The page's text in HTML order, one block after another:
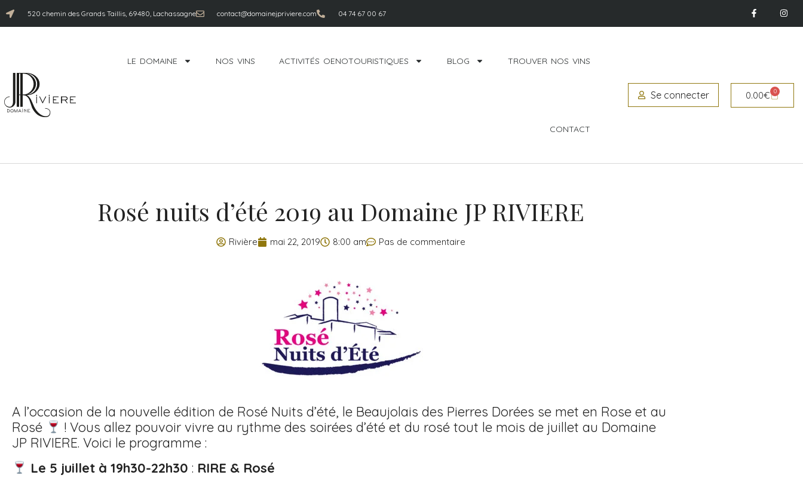
520 chemin des Grands Taillis, 69480, Lachassagne contact@domainejpriviere.com 04 74 67 00 67
LE DOMAINE NOS VINS ACTIVITÉS OENOTOURISTIQUES BLOG TROUVER NOS VINS
CONTACT
Se connecter 0.00€ 0
Rosé nuits d’été 2019 au Domaine JP RIVIERE
Rivière mai 22, 2019 8:00 am Pas de commentaire
A l’occasion de la nouvelle édition de Rosé Nuits d’été, le Beaujolais des Pierres Dorées se met en Rose et au
Rosé
! Vous allez pouvoir vivre au rythme des soirées d’été et du rosé tout le mois de juillet au Domaine
JP RIVIERE. Voici le programme :
Le 5 juillet à 19h30-22h30 : RIRE & Rosé